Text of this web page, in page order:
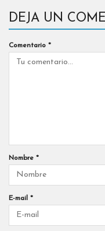
DEJA UN
Comentario *
Nombre *
E-mail *